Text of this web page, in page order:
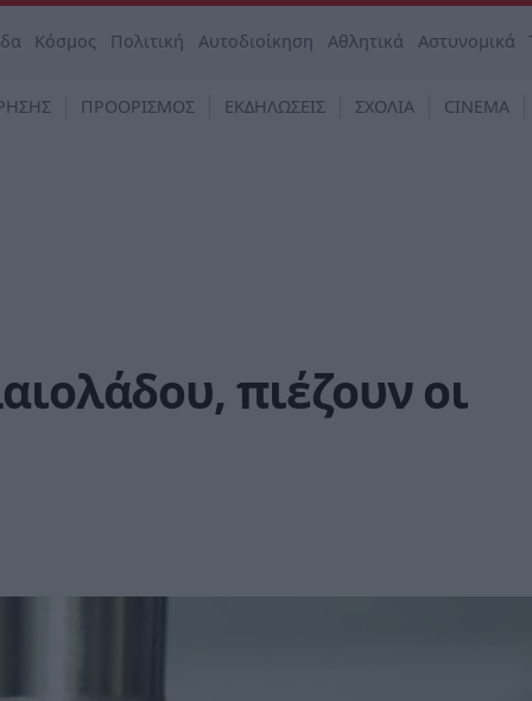
Κόσμος Πολιτική Αυτοδιοίκηση Αθλητικά Αστυνομικά
ΠΡΟΟΡΙΣΜΟΣ ΕΚΔΗΛΩΣΕΙΣ ΣΧΟΛΙΑ CINEMA
πιέζουν οι